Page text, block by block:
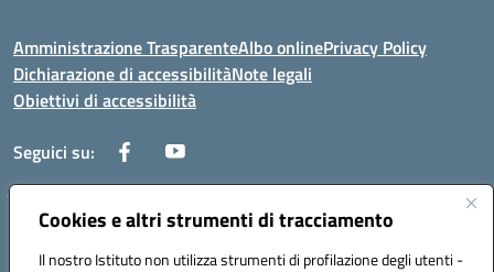
Cookies e altri strumenti di tracciamento
Il nostro Istituto non utilizza strumenti di profilazione degli utenti -
Amministrazione TrasparenteAlbo onlinePrivacy Policy
Dichiarazione di accessibilitàNote legali
Obiettivi di accessibilità
Seguici su:
Corso Roma, 1 71100 FOGGIA (FG)
Codice meccanografico: FGPM03000E